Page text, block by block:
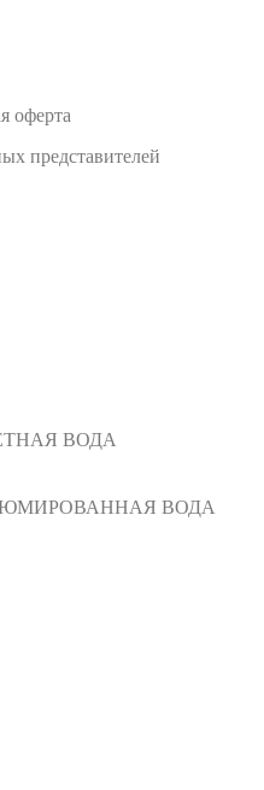
оферта
представителей
ВОДА
ВОДА